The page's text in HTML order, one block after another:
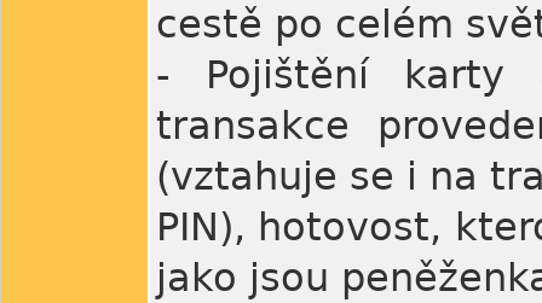
cestě po celém
- Pojištění karty
transakce
(vztahuje se i na
PIN), hotovost,
jako jsou